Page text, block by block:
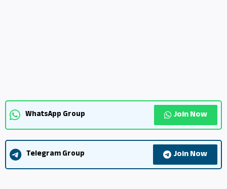
WhatsApp Group Join Now
Telegram Group Join Now